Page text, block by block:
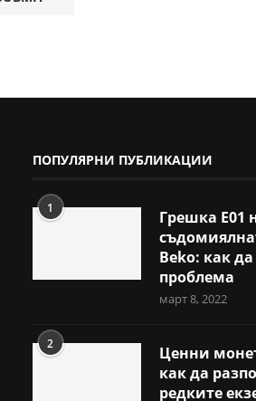
ПОПУЛЯРНИ ПУБЛИКАЦИИ
1
Грешка E01
Beko: как
проблема
март 8, 2022
2
Ценни
как да
редките